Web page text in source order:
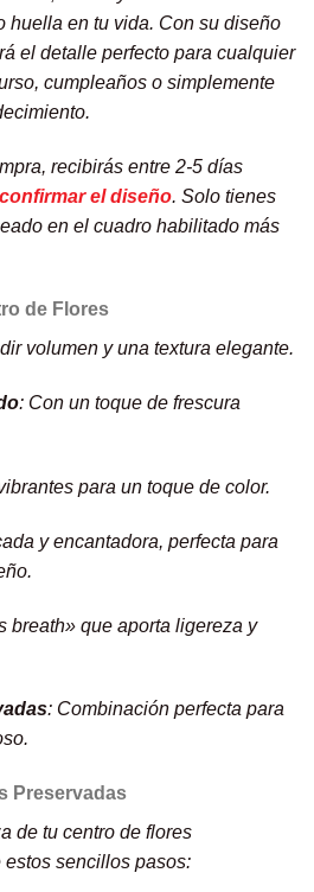
huella en tu vida. Con su diseño
el detalle perfecto para cualquier
cumpleaños o simplemente
recibirás entre 2-5 días
el diseño. Solo tienes
en el cuadro habilitado más
de Flores
volumen y una textura elegante.
: Con un toque de frescura
para un toque de color.
y encantadora, perfecta para
breath» que aporta ligereza y
: Combinación perfecta para
Preservadas
de tu centro de flores
sencillos pasos: